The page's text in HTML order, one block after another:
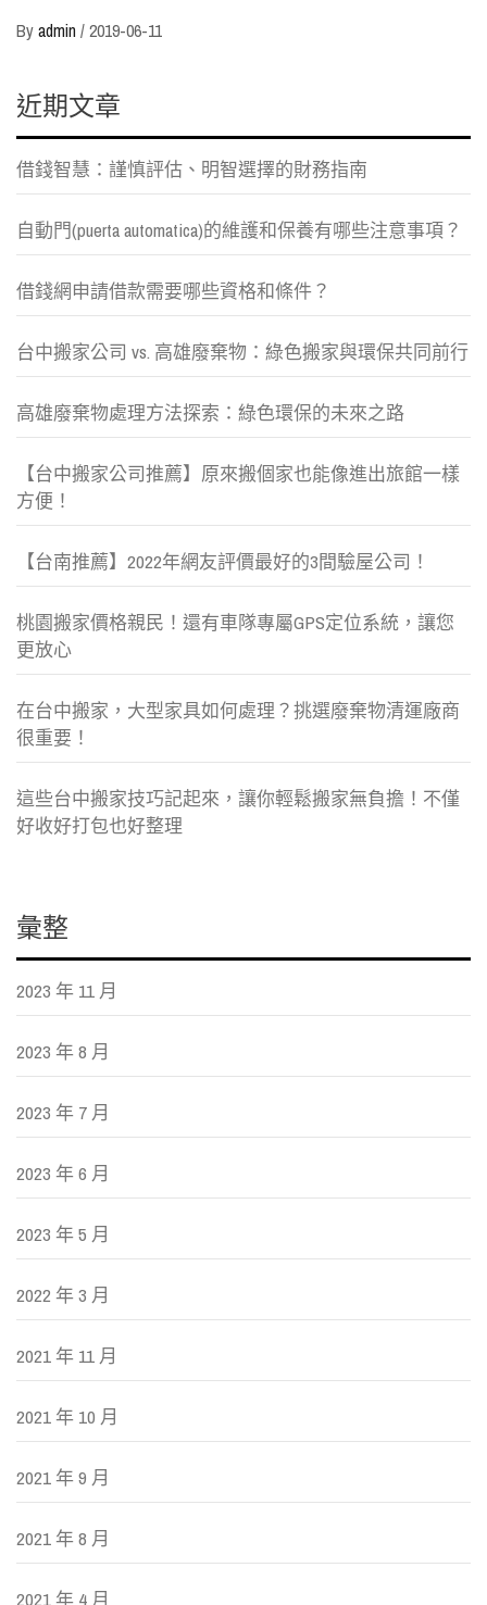
Byadmin /2019-06-11
近期文章
借錢智慧：謹慎評估、明智選擇的財務指南
自動門(puerta automatica)的維護和保養有哪些注意事項？
借錢網申請借款需要哪些資格和條件？
台中搬家公司 vs. 高雄廢棄物：綠色搬家與環保共同前行
高雄廢棄物處理方法探索：綠色環保的未來之路
【台中搬家公司推薦】原來搬個家也能像進出旅館一樣
方便！
【台南推薦】2022年網友評價最好的3間驗屋公司！
桃園搬家價格親民！還有車隊專屬GPS定位系統，讓您
更放心
在台中搬家，大型家具如何處理？挑選廢棄物清運廠商
很重要！
這些台中搬家技巧記起來，讓你輕鬆搬家無負擔！不僅
好收好打包也好整理
彙整
2023 年 11 月
2023 年 8 月
2023 年 7 月
2023 年 6 月
2023 年 5 月
2022 年 3 月
2021 年 11 月
2021 年 10 月
2021 年 9 月
2021 年 8 月
2021 年 4 月